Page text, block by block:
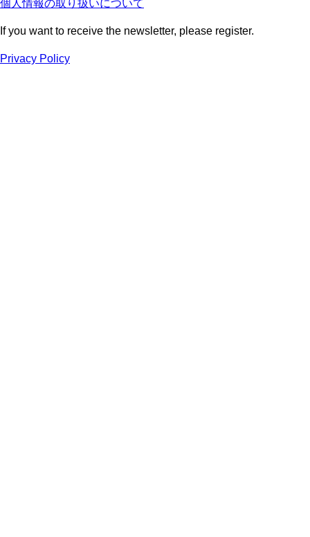
個人情報の取り扱いについて
If you want to receive the newsletter, please register.
Privacy Policy